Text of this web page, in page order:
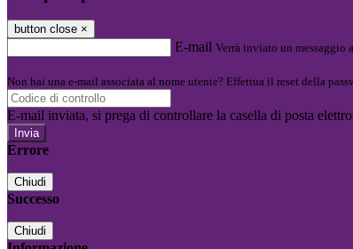
button close ×
E-mail Verrà inviato un
Non hai una e-mail associata al nome utente? Effettua il reset della
E-mail inviata, si prega di controllare la casella di posta
Errore
Chiudi
Successo
Chiudi